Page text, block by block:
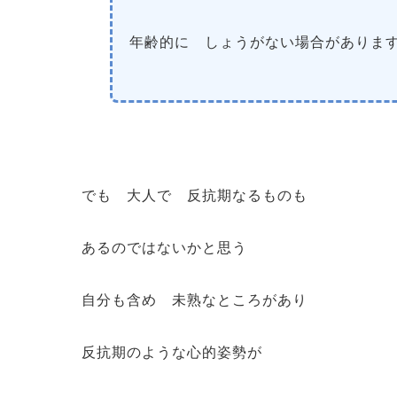
年齢的に しょうがない場合がありま
でも 大人で 反抗期なるものも
あるのではないかと思う
自分も含め 未熟なところがあり
反抗期のような心的姿勢が